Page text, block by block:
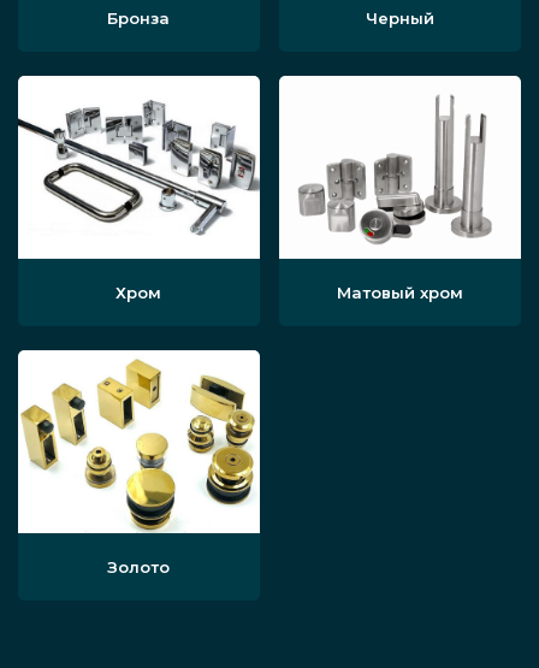
Бронза Черный
Хром Матовый хром
Золото